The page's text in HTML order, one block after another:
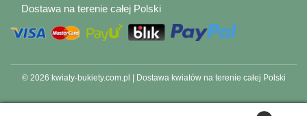
Dostawa na terenie całej Polski
© 2026 kwiaty-bukiety.com.pl | Dostawa kwiatów na terenie całej Polski